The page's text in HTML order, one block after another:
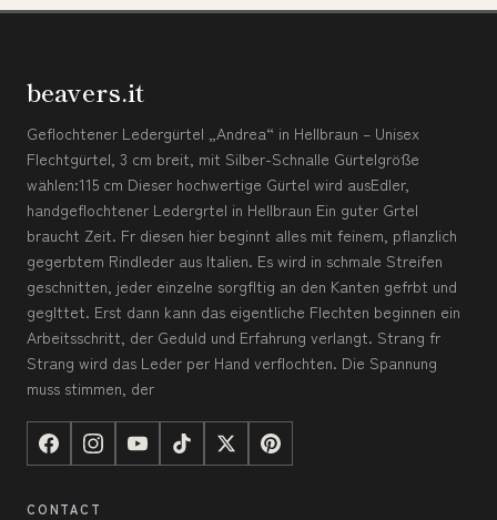
beavers.it
Geflochtener Ledergürtel „Andrea“ in Hellbraun – Unisex
Flechtgürtel, 3 cm breit, mit Silber-Schnalle Gürtelgröße
wählen:115 cm Dieser hochwertige Gürtel wird ausEdler,
handgeflochtener Ledergrtel in Hellbraun Ein guter Grtel
braucht Zeit. Fr diesen hier beginnt alles mit feinem, pflanzlich
gegerbtem Rindleder aus Italien. Es wird in schmale Streifen
geschnitten, jeder einzelne sorgfltig an den Kanten gefrbt und
geglttet. Erst dann kann das eigentliche Flechten beginnen ein
Arbeitsschritt, der Geduld und Erfahrung verlangt. Strang fr
Strang wird das Leder per Hand verflochten. Die Spannung
muss stimmen, der
CONTACT